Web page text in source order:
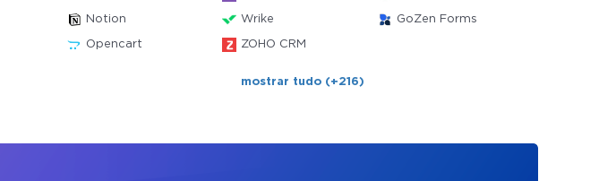
Notion Wrike GoZen Forms
Opencart ZOHO CRM
mostrar tudo (+216)